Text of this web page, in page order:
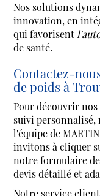
Nos solutions
innovation, en
qui favorisent
de santé.
Contactez-
de poids à
Pour découvrir
suivi personnalisé,
l'équipe de
invitons à cliquer
notre formulaire
devis détaillé et
Notre service